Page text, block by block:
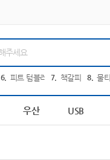
6 피트 텀블러 7 책갈피 8 물
우산 USB